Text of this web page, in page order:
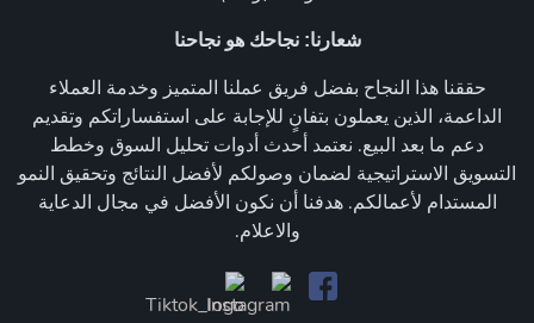
شعارنا: نجاحك هو نجاحنا
حققنا هذا النجاح بفضل فريق عملنا المتميز وخدمة العملاء
الداعمة، الذين يعملون بتفانٍ للإجابة على استفساراتكم وتقديم
دعم ما بعد البيع. نعتمد أحدث أدوات تحليل السوق وخطط
التسويق الاستراتيجية لضمان وصولكم لأفضل النتائج وتحقيق النمو
المستدام لأعمالكم. هدفنا أن نكون الأفضل في مجال الدعاية
والاعلام.